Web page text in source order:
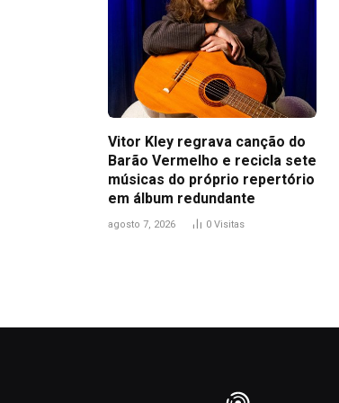
Vitor Kley regrava canção do
Barão Vermelho e recicla sete
músicas do próprio repertório
em álbum redundante
agosto 7, 2026 0 Visitas